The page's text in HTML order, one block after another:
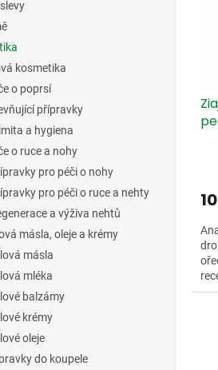
kosmetika
o poprsí
přípravky
a hygiena
o ruce a nohy
pro péči o nohy
pro péči o ruce a nehty
a výživa nehtů
másla, oleje a krémy
másla
mléka
balzámy
krémy
oleje
do koupele